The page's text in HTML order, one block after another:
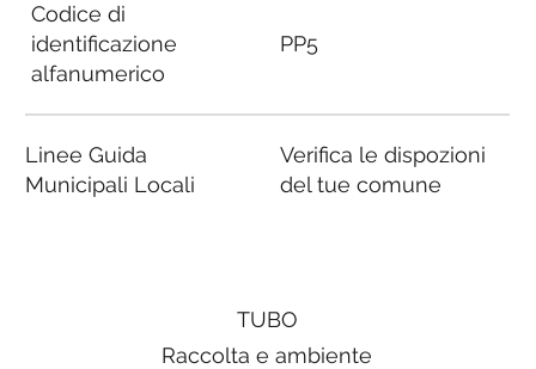
Codice di
identificazione
alfanumerico
Linee Guida
Municipali Locali
PP5
Verifica le dispozioni
del tue comune
TUBO
Raccolta e ambiente